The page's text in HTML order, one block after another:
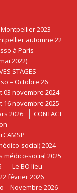
2023
automne 22
à Paris
2022)
STAGES
– Octobre 26
03 novembre 2024
16 novembre 2025
2026
CONTACT
social) 2024
médico-social 2025
Le BO lieu
février 2026
– Novembre 2026